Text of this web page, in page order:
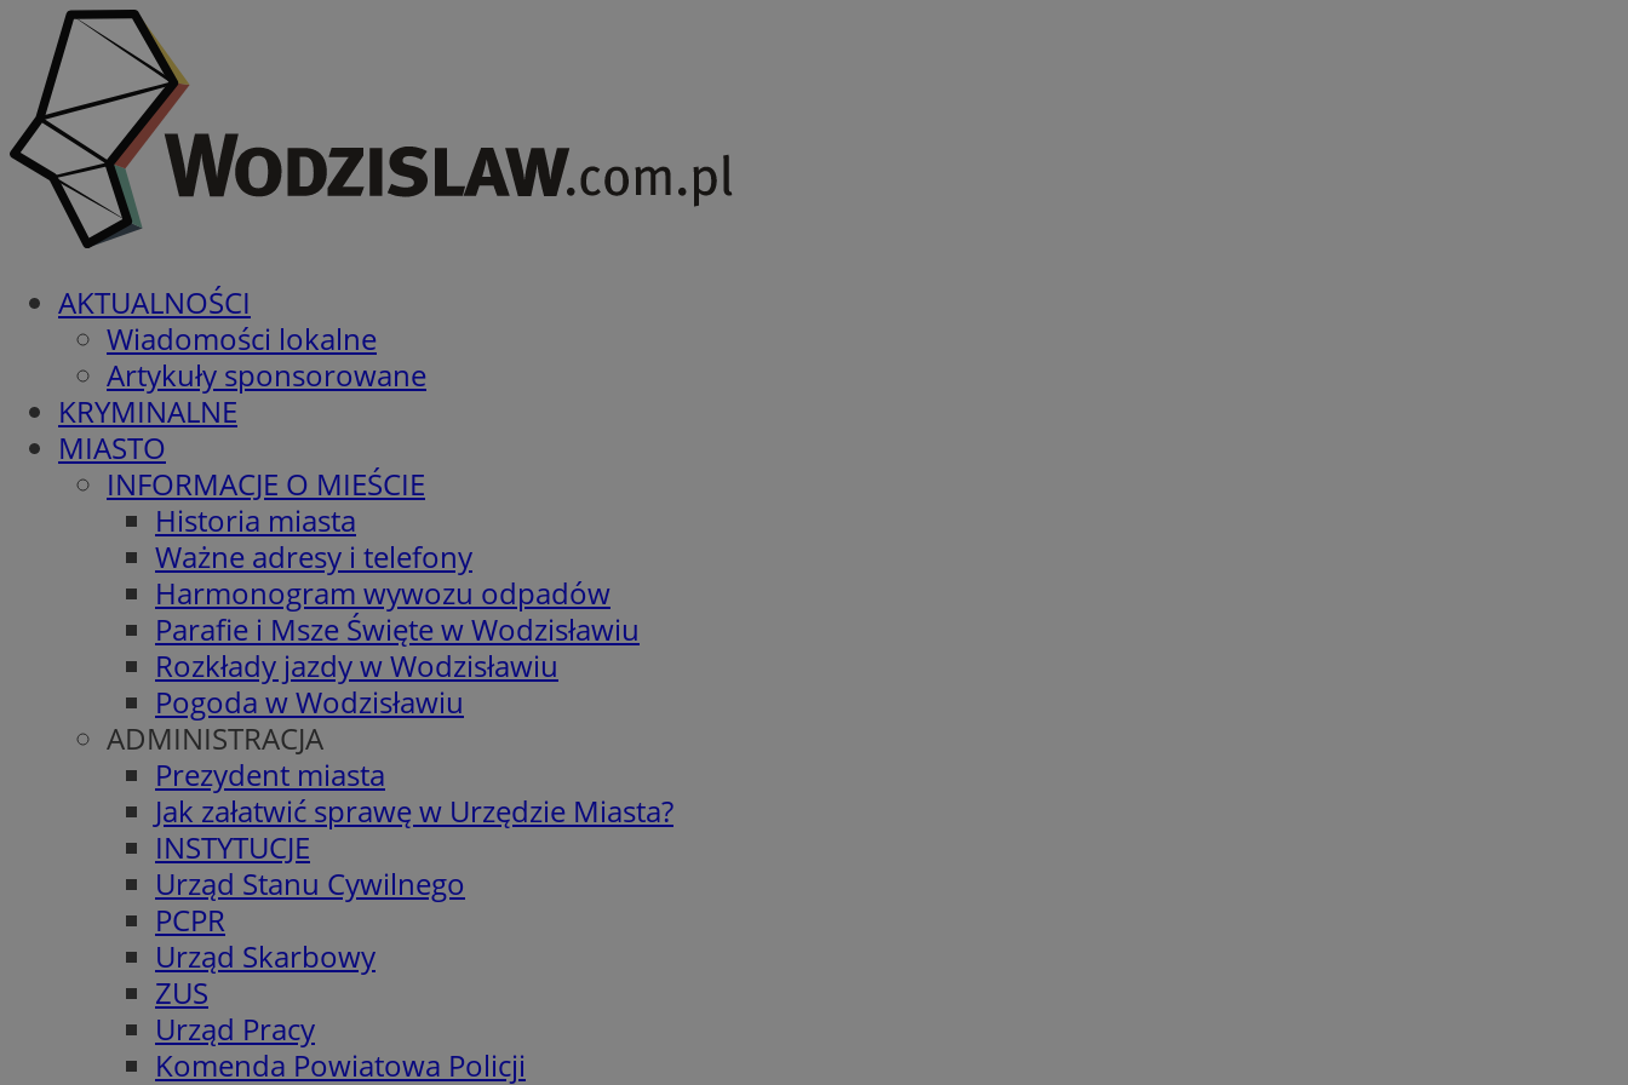
AKTUALNOŚCI
Wiadomości lokalne
Artykuły sponsorowane
KRYMINALNE
MIASTO
INFORMACJE O MIEŚCIE
Historia miasta
Ważne adresy i telefony
Harmonogram wywozu odpadów
Parafie i Msze Święte w Wodzisławiu
Rozkłady jazdy w Wodzisławiu
Pogoda w Wodzisławiu
ADMINISTRACJA
Prezydent miasta
Jak załatwić sprawę w Urzędzie Miasta?
INSTYTUCJE
Urząd Stanu Cywilnego
PCPR
Urząd Skarbowy
ZUS
Urząd Pracy
Komenda Powiatowa Policji